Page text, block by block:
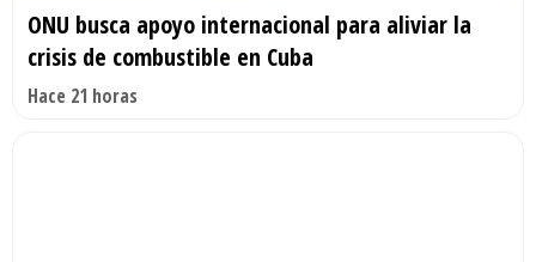
ONU busca apoyo internacional para aliviar la
crisis de combustible en Cuba
Hace 21 horas